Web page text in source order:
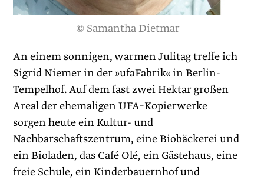
© Samantha Dietmar
An einem sonnigen, warmen Julitag treffe ich
Sigrid Niemer in der »ufaFabrik« in Berlin-
Tempelhof. Auf dem fast zwei Hektar großen
Areal der ehemaligen UFA–Kopierwerke
sorgen heute ein Kultur- und
Nachbarschaftszentrum, eine Biobäckerei und
ein Bioladen, das Café Olé, ein Gästehaus, eine
freie Schule, ein Kinderbauernhof und